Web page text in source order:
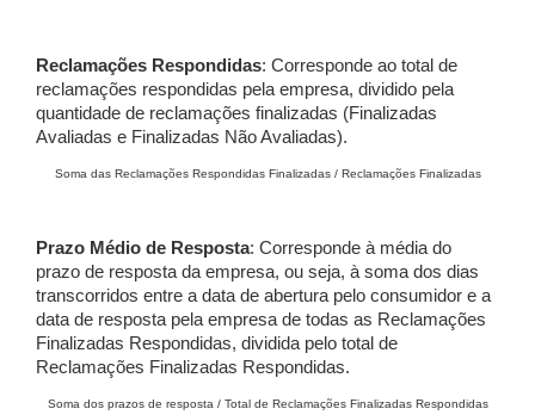
Reclamações Respondidas: Corresponde ao total de
reclamações respondidas pela empresa, dividido pela
quantidade de reclamações finalizadas (Finalizadas
Avaliadas e Finalizadas Não Avaliadas).
Soma das Reclamações Respondidas Finalizadas / Reclamações Finalizadas
Prazo Médio de Resposta: Corresponde à média do
prazo de resposta da empresa, ou seja, à soma dos dias
transcorridos entre a data de abertura pelo consumidor e a
data de resposta pela empresa de todas as Reclamações
Finalizadas Respondidas, dividida pelo total de
Reclamações Finalizadas Respondidas.
Soma dos prazos de resposta / Total de Reclamações Finalizadas Respondidas